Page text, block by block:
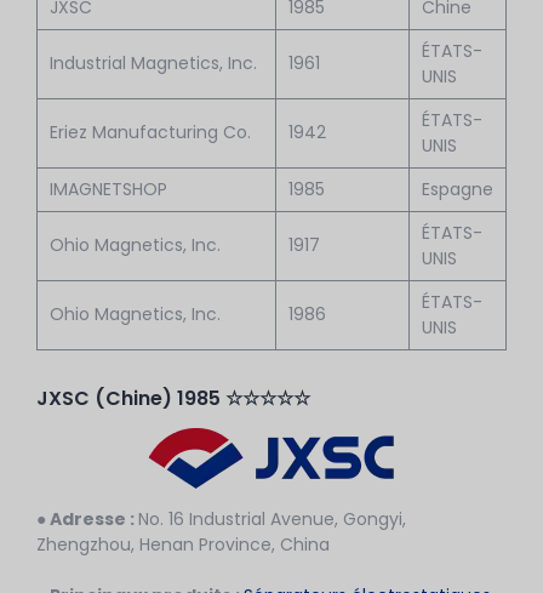
JXSC 1985 Chine
Industrial Magnetics, Inc. 1961
ÉTATS-
UNIS
Eriez Manufacturing Co. 1942
ÉTATS-
UNIS
IMAGNETSHOP
1985 Espagne
Ohio Magnetics, Inc. 1917
ÉTATS-
UNIS
Ohio Magnetics, Inc. 1986
ÉTATS-
UNIS
JXSC (Chine) 1985 ☆☆☆☆☆
● Adresse : No. 16 Industrial Avenue, Gongyi,
Zhengzhou, Henan Province, China